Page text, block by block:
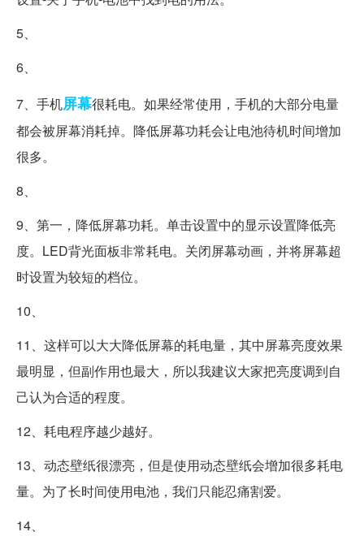
5、
6、
7、手机屏幕很耗电。如果经常使用，手机的大部分电量
都会被屏幕消耗掉。降低屏幕功耗会让电池待机时间增加
很多。
8、
9、第一，降低屏幕功耗。单击设置中的显示设置降低亮
度。LED背光面板非常耗电。关闭屏幕动画，并将屏幕超
时设置为较短的档位。
10、
11、这样可以大大降低屏幕的耗电量，其中屏幕亮度效果
最明显，但副作用也最大，所以我建议大家把亮度调到自
己认为合适的程度。
12、耗电程序越少越好。
13、动态壁纸很漂亮，但是使用动态壁纸会增加很多耗电
量。为了长时间使用电池，我们只能忍痛割爱。
14、